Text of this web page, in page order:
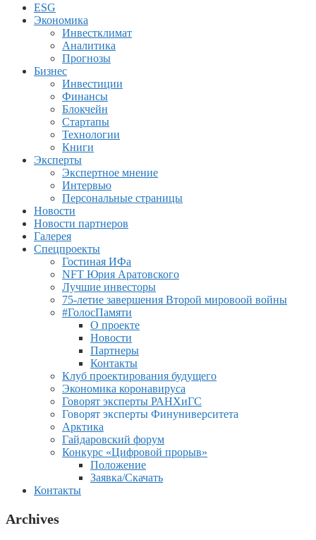
ESG
Экономика
Инвестклимат
Аналитика
Прогнозы
Бизнес
Инвестиции
Финансы
Блокчейн
Стартапы
Технологии
Книги
Эксперты
Экспертное мнение
Интервью
Персональные страницы
Новости
Новости партнеров
Галерея
Спецпроекты
Гостиная ИФа
NFT Юрия Аратовского
Лучшие инвесторы
75-летие завершения Второй мировоой войны
#ГолосПамяти
О проекте
Новости
Партнеры
Контакты
Клуб проектирования будущего
Экономика коронавируса
Говорят эксперты РАНХиГС
Говорят эксперты Финуниверситета
Арктика
Гайдаровский форум
Конкурс «Цифровой прорыв»
Положение
Заявка/Скачать
Контакты
Archives